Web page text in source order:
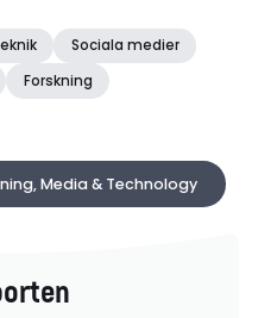
Sociala medier
Forskning
Media & Technology